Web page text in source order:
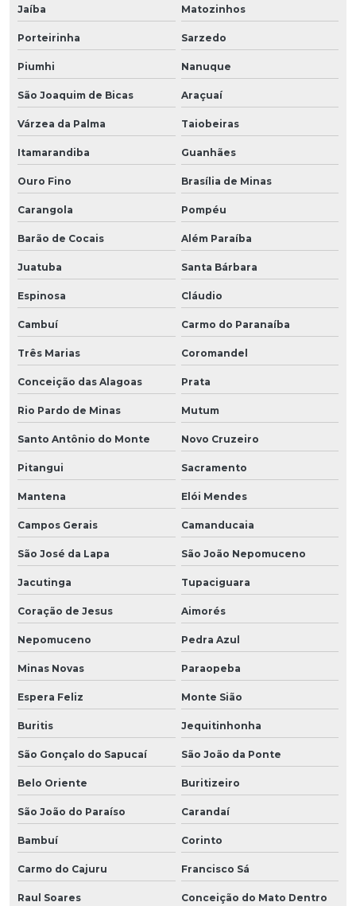
Jaíba Matozinhos
Porteirinha Sarzedo
Piumhi Nanuque
São Joaquim de Bicas Araçuaí
Várzea da Palma Taiobeiras
Itamarandiba Guanhães
Ouro Fino Brasília de Minas
Carangola Pompéu
Barão de Cocais Além Paraíba
Juatuba Santa Bárbara
Espinosa Cláudio
Cambuí Carmo do Paranaíba
Três Marias Coromandel
Conceição das Alagoas Prata
Rio Pardo de Minas Mutum
Santo Antônio do Monte Novo Cruzeiro
Pitangui Sacramento
Mantena Elói Mendes
Campos Gerais Camanducaia
São José da Lapa São João Nepomuceno
Jacutinga Tupaciguara
Coração de Jesus Aimorés
Nepomuceno Pedra Azul
Minas Novas Paraopeba
Espera Feliz Monte Sião
Buritis Jequitinhonha
São Gonçalo do Sapucaí São João da Ponte
Belo Oriente Buritizeiro
São João do Paraíso Carandaí
Bambuí Corinto
Carmo do Cajuru Francisco Sá
Raul Soares Conceição do Mato Dentro